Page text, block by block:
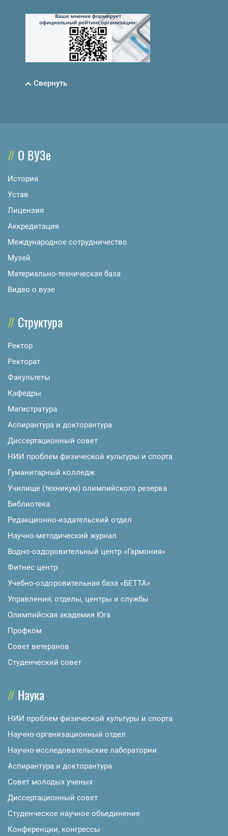
Свернуть
О ВУЗе
История
Устав
Лицензия
Аккредитация
Международное сотрудничество
Музей
Материально-техническая база
Видео о вузе
Структура
Ректор
Ректорат
Факультеты
Кафедры
Магистратура
Аспирантура и докторантура
Диссертационный совет
НИИ проблем физической культуры и спорта
Гуманитарный колледж
Училище (техникум) олимпийского резерва
Библиотека
Редакционно-издательский отдел
Научно-методический журнал
Водно-оздоровительный центр «Гармония»
Фитнес центр
Учебно-оздоровительная база «БЕТТА»
Управления, отделы, центры и службы
Олимпийская академия Юга
Профком
Совет ветеранов
Студенческий совет
Наука
НИИ проблем физической культуры и спорта
Научно-организационный отдел
Научно-исследовательские лаборатории
Аспирантура и докторантура
Совет молодых ученых
Диссертационный совет
Студенческое научное объединение
Конференции, конгрессы